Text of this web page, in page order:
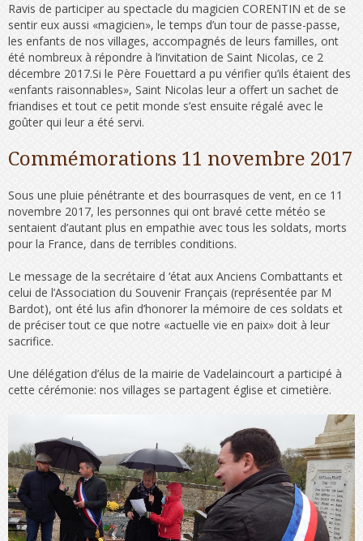
Ravis de participer au spectacle du magicien CORENTIN et de se
sentir eux aussi «magicien», le temps d’un tour de passe-passe,
les enfants de nos villages, accompagnés de leurs familles, ont
été nombreux à répondre à l’invitation de Saint Nicolas, ce 2
décembre 2017.Si le Père Fouettard a pu vérifier qu’ils étaient des
«enfants raisonnables», Saint Nicolas leur a offert un sachet de
friandises et tout ce petit monde s’est ensuite régalé avec le
goûter qui leur a été servi.
Commémorations 11 novembre 2017
Sous une pluie pénétrante et des bourrasques de vent, en ce 11
novembre 2017, les personnes qui ont bravé cette météo se
sentaient d’autant plus en empathie avec tous les soldats, morts
pour la France, dans de terribles conditions.
Le message de la secrétaire d ‘état aux Anciens Combattants et
celui de l’Association du Souvenir Français (représentée par M
Bardot), ont été lus afin d’honorer la mémoire de ces soldats et
de préciser tout ce que notre «actuelle vie en paix» doit à leur
sacrifice.
Une délégation d’élus de la mairie de Vadelaincourt a participé à
cette cérémonie: nos villages se partagent église et cimetière.